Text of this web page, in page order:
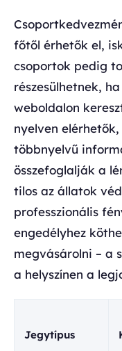
főtől érhetők el,
csoportok pedig
részesülhetnek,
weboldalon
nyelven
többnyelvű
összefoglalják a
tilos az állatok
professzionális
engedélyhez
megvásárolni – a
a helyszínen a
Jegytípus